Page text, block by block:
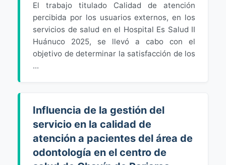
El trabajo titulado Calidad de atención
percibida por los usuarios externos, en los
servicios de salud en el Hospital Es Salud II
Huánuco 2025, se llevó a cabo con el
objetivo de determinar la satisfacción de los
...
Influencia de la gestión del
servicio en la calidad de
atención a pacientes del área de
odontología en el centro de